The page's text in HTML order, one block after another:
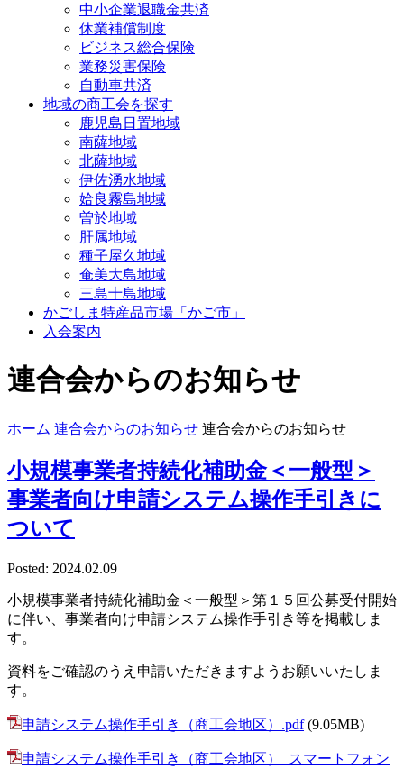
中小企業退職金共済
休業補償制度
ビジネス総合保険
業務災害保険
自動車共済
地域の商工会を探す
鹿児島日置地域
南薩地域
北薩地域
伊佐湧水地域
姶良霧島地域
曽於地域
肝属地域
種子屋久地域
奄美大島地域
三島十島地域
かごしま特産品市場「かご市」
入会案内
連合会からのお知らせ
ホーム 連合会からのお知らせ 連合会からのお知らせ
小規模事業者持続化補助金＜一般型＞
事業者向け申請システム操作手引きに
ついて
Posted: 2024.02.09
小規模事業者持続化補助金＜一般型＞第１５回公募受付開始
に伴い、事業者向け申請システム操作手引き等を掲載しま
す。
資料をご確認のうえ申請いただきますようお願いいたしま
す。
申請システム操作手引き（商工会地区）.pdf(9.05MB)
申請システム操作手引き（商工会地区）_スマートフォン